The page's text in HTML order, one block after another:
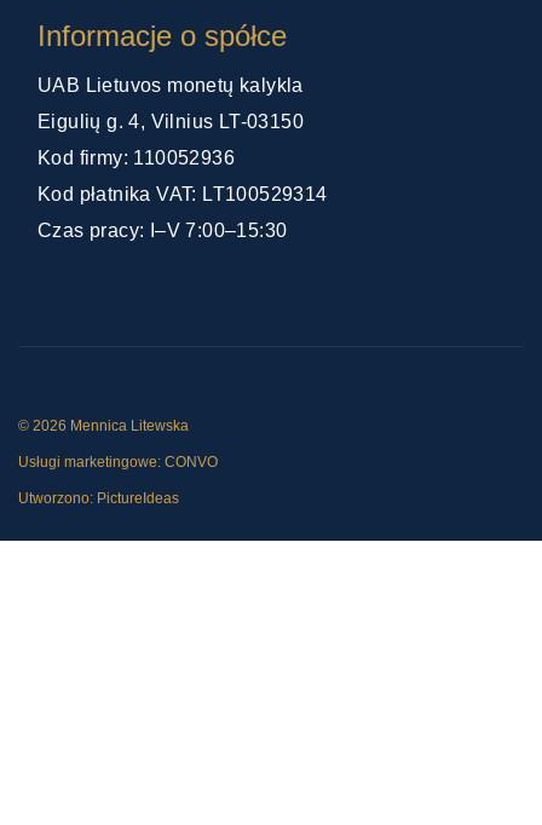
Informacje o spółce
UAB Lietuvos monetų kalykla
Eigulių g. 4, Vilnius LT-03150
Kod firmy: 110052936
Kod płatnika VAT: LT100529314
Czas pracy: I–V 7:00–15:30
© 2026 Mennica Litewska
Usługi marketingowe: CONVO
Utworzono: PictureIdeas